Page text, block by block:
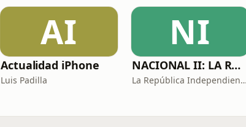
AI
Actualidad iPhone
Luis Padilla
NI
NACIONAL II: LA RUTA DEL EXILIO
La República Independiente de la Radio